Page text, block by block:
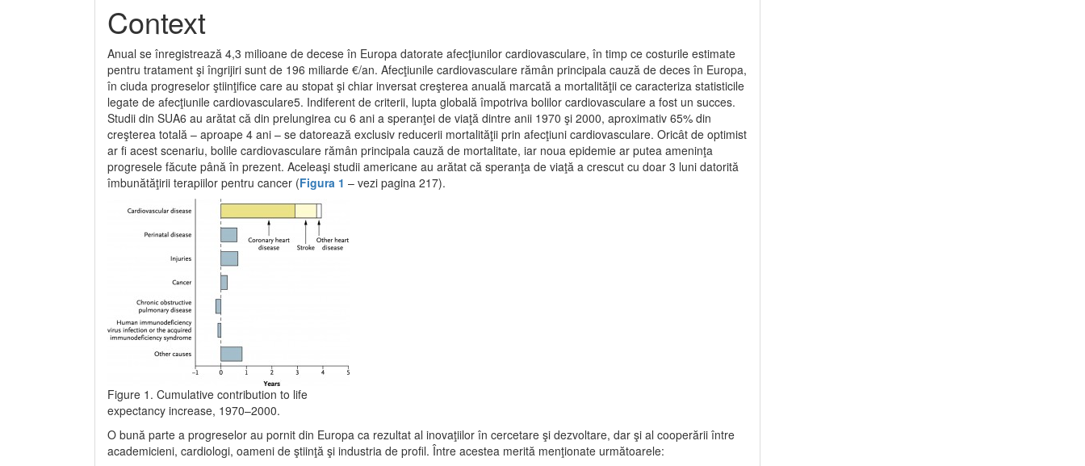
Context
Anual se înregistrează 4,3 milioane de decese în Europa datorate afecţiunilor cardiovasculare, în timp ce cos­turile estimate
pentru tratament şi îngrijiri sunt de 196 miliarde €/an. Afecţiunile cardiovasculare rămân principala cauză de deces în Europa,
în ciuda progreselor ştiinţifice care au stopat şi chiar inversat creşterea anuală marcată a mortalităţii ce caracteriza statisticile
legate de afecţiunile cardiovasculare5. Indiferent de criterii, lupta globală împotriva bolilor cardiovasculare a fost un succes.
Studii din SUA6 au arătat că din prelungirea cu 6 ani a speranţei de viaţă dintre anii 1970 şi 2000, aproximativ 65% din
creşterea totală – aproape 4 ani – se datorează exclusiv reducerii mortalităţii prin afecţiuni cardiovasculare. Oricât de optimist
ar fi acest scenariu, bolile cardiovasculare rămân principala cauză de mortalitate, iar noua epidemie ar putea ameninţa
progresele făcute până în prezent. Aceleaşi studii americane au arătat că speranţa de viaţă a crescut cu doar 3 luni datorită
îmbunătăţirii terapiilor pentru cancer (Figura 1 – vezi pagina 217).
Figure 1. Cumulative contribution to life
expectancy increase, 1970–2000.
O bună parte a progreselor au pornit din Europa ca rezultat al inovaţiilor în cercetare şi dezvoltare, dar şi al cooperării între
academicieni, cardiologi, oameni de ştiinţă şi industria de profil. Între acestea merită menţionate următoarele: